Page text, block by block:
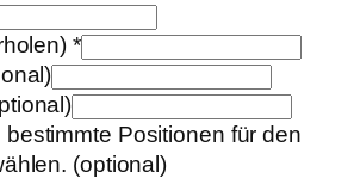
*
bestimmte Positionen für den
(optional)